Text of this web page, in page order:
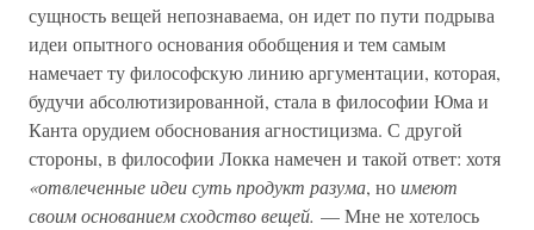
сущность вещей непознаваема, он идет по пути подрыва
идеи опытного основания обобщения и тем самым
намечает ту философскую линию аргументации, которая,
будучи абсолютизированной, стала в философии Юма и
Канта орудием обоснования агностицизма. С другой
стороны, в философии Локка намечен и такой ответ: хотя
«отвлеченные идеи суть продукт разума, ноимеют
своим основанием сходство вещей. — Мне не хотелось